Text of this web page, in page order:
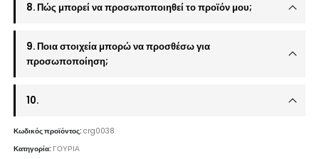
8. Πώς μπορεί να προσωποποιηθεί το προϊόν μου;
9. Ποια στοιχεία μπορώ να προσθέσω για
προσωποποίηση;
10.
Κωδικός προϊόντος:crg0038
Κατηγορία:ΓΟΥΡΙΑ